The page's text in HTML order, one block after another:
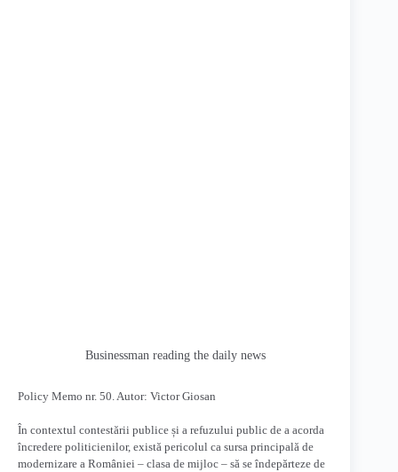
Businessman reading the daily news
Policy Memo nr. 50. Autor: Victor Giosan
În contextul contestării publice și a refuzului public de a acorda
încredere politicienilor, există pericolul ca sursa principală de
modernizare a României – clasa de mijloc – să se îndepărteze de